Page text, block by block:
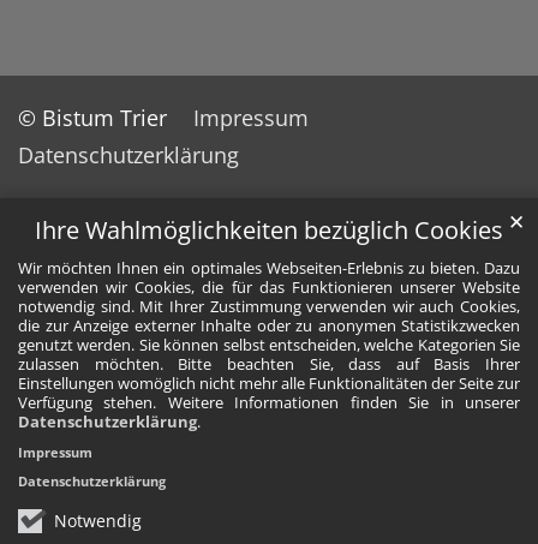
Ihre Wahlmöglichkeiten bezüglich Cookies
Wir möchten Ihnen ein optimales Webseiten-Erlebnis zu bieten. Dazu
verwenden wir Cookies, die für das Funktionieren unserer Website
notwendig sind. Mit Ihrer Zustimmung verwenden wir auch Cookies,
die zur Anzeige externer Inhalte oder zu anonymen Statistikzwecken
genutzt werden. Sie können selbst entscheiden, welche Kategorien Sie
zulassen möchten. Bitte beachten Sie, dass auf Basis Ihrer
Einstellungen womöglich nicht mehr alle Funktionalitäten der Seite zur
Verfügung stehen. Weitere Informationen finden Sie in unserer
Datenschutzerklärung.
Notwendig
✕
Impressum
Datenschutzerklärung
© Bistum Trier
Impressum
Datenschutzerklärung